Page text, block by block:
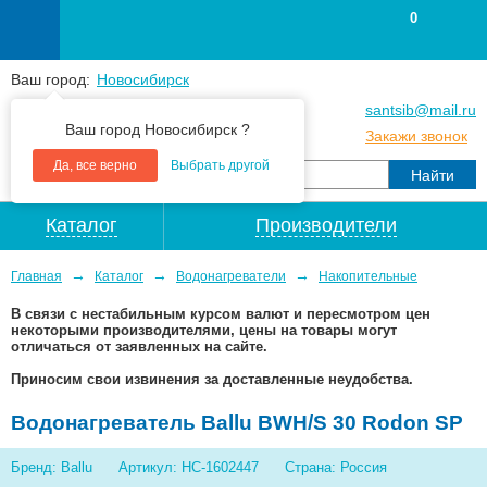
Ваш город: Новосибирск
Ваш город Новосибирск ?
Да, все верно Выбрать другой
+7(383) 213 79 30
santsib@mail.ru
Закажи звонок
0
Каталог Производители
Главная → Каталог → Водонагреватели → Накопительные
В связи с нестабильным курсом валют и пересмотром цен
некоторыми производителями, цены на товары могут
отличаться от заявленных на сайте.
Приносим свои извинения за доставленные неудобства.
Водонагреватель Ballu BWH/S 30 Rodon SP
Бренд: Ballu Артикул: НС-1602447 Страна: Россия